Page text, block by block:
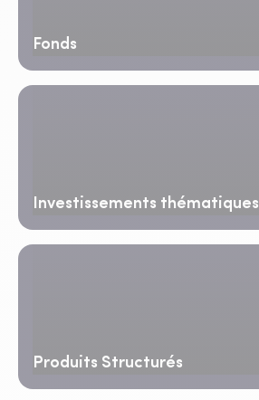
Fonds
Investissements thématiques
Produits Structurés